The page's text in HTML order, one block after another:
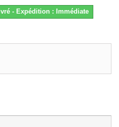
- Expédition : Immédiate